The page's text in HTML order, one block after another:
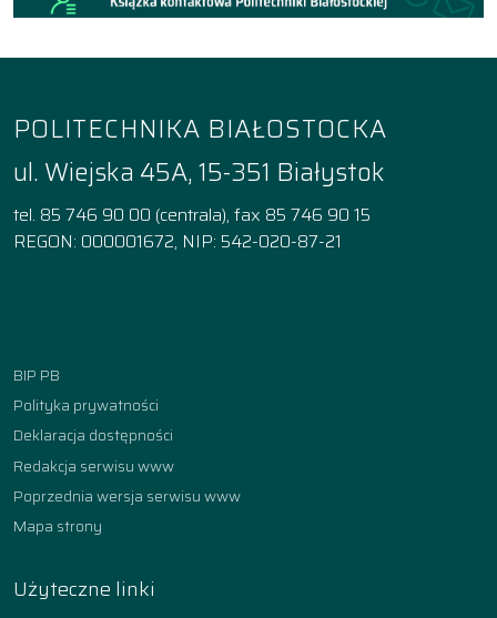
POLITECHNIKA BIAŁOSTOCKA
ul. Wiejska 45A, 15-351 Białystok
tel. 85 746 90 00 (centrala), fax 85 746 90 15
REGON: 000001672, NIP: 542-020-87-21
BIP PB
Polityka prywatności
Deklaracja dostępności
Redakcja serwisu www
Poprzednia wersja serwisu www
Mapa strony
Użyteczne linki